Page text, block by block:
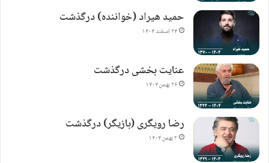
حمید هیراد (خواننده) درگذشت
۲۴ اسفند ۱۴۰۴
عنایت بخشی درگذشت
۲۶ بهمن ۱۴۰۴
رضا رویگری (بازیگر) درگذشت
۲ بهمن ۱۴۰۴